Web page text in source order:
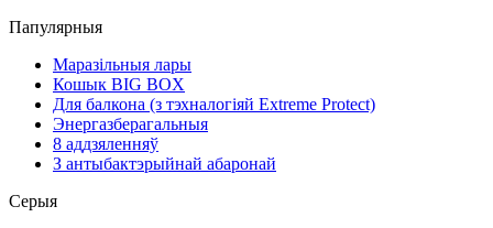
Папулярныя
Маразільныя лары
Кошык BIG BOX
Для балкона (з тэхналогіяй Extreme Protect)
Энергазберагальныя
8 аддзяленняў
З антыбактэрыйнай абаронай
Серыя